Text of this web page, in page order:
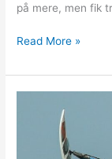
på mere, men fik
Masteview
Bønnerup
Read More »